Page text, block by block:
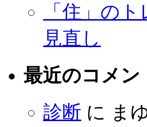
「住」の
見直し
最近のコメン
診断 に ま